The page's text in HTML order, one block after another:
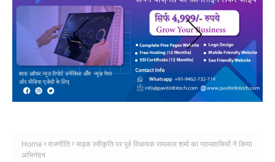
Home राजनीति
सड़क स्वीकृति पर पूर्व विधायक रामलाल शर्मा का ग्रामवासियों ने किया
अभिनंदन